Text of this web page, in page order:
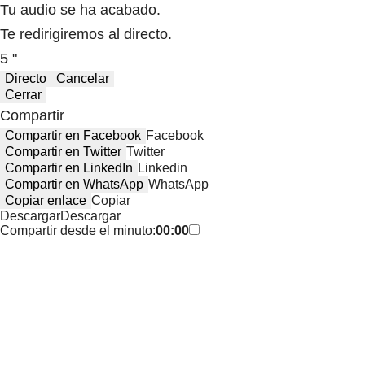
Tu audio se ha acabado.
Te redirigiremos al directo.
5 "
Directo
Cancelar
Cerrar
Compartir
Compartir en Facebook Facebook
Compartir en Twitter Twitter
Compartir en LinkedIn Linkedin
Compartir en WhatsApp WhatsApp
Copiar enlace Copiar
DescargarDescargar
Compartir desde el minuto:00:00